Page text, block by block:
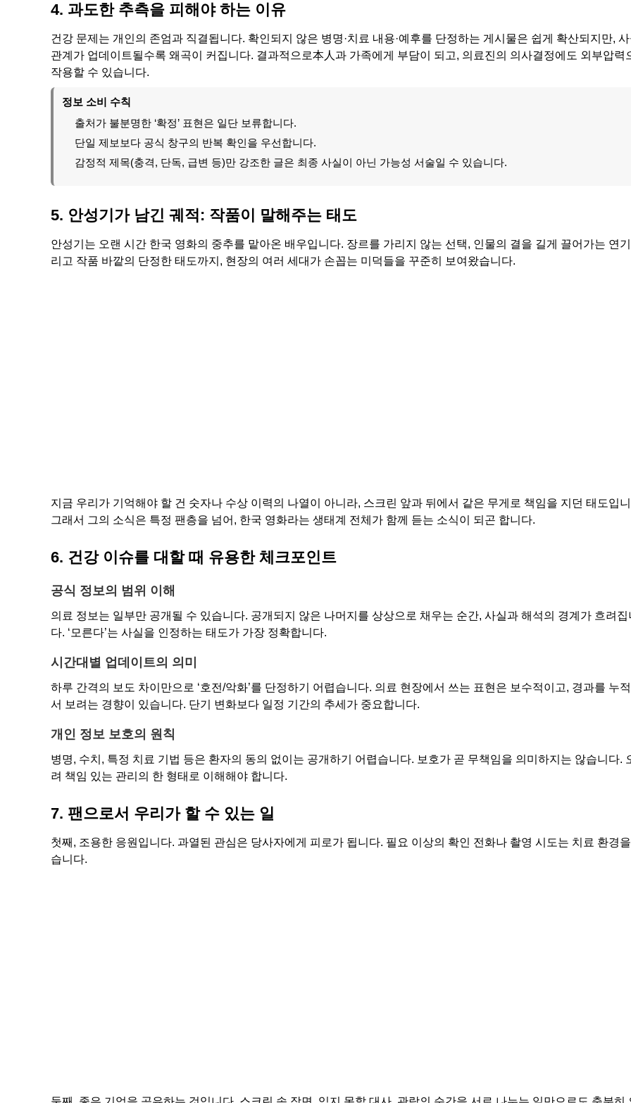
4. 과도한 추측을 피해야 하는 이유
건강 문제는 개인의 존엄과 직결됩니다. 확인되지 않은 병명·치료 내용·예후를 단정하는 게시물은 쉽게 확산되지만,
관계가 업데이트될수록 왜곡이 커집니다. 결과적으로本人과 가족에게 부담이 되고, 의료진의 의사결정에도 외부압력
작용할 수 있습니다.
정보 소비 수칙
출처가 불분명한 ‘확정’ 표현은 일단 보류합니다.
단일 제보보다 공식 창구의 반복 확인을 우선합니다.
감정적 제목(충격, 단독, 급변 등)만 강조한 글은 최종 사실이 아닌 가능성 서술일 수 있습니다.
5. 안성기가 남긴 궤적: 작품이 말해주는 태도
안성기는 오랜 시간 한국 영화의 중추를 맡아온 배우입니다. 장르를 가리지 않는 선택, 인물의 결을 길게 끌어가는 연
리고 작품 바깥의 단정한 태도까지, 현장의 여러 세대가 손꼽는 미덕들을 꾸준히 보여왔습니다.
지금 우리가 기억해야 할 건 숫자나 수상 이력의 나열이 아니라, 스크린 앞과 뒤에서 같은 무게로 책임을 지던 태도입
그래서 그의 소식은 특정 팬층을 넘어, 한국 영화라는 생태계 전체가 함께 듣는 소식이 되곤 합니다.
6. 건강 이슈를 대할 때 유용한 체크포인트
공식 정보의 범위 이해
의료 정보는 일부만 공개될 수 있습니다. 공개되지 않은 나머지를 상상으로 채우는 순간, 사실과 해석의 경계가 흐려집
다. ‘모른다’는 사실을 인정하는 태도가 가장 정확합니다.
시간대별 업데이트의 의미
하루 간격의 보도 차이만으로 ‘호전/악화’를 단정하기 어렵습니다. 의료 현장에서 쓰는 표현은 보수적이고, 경과를 누
서 보려는 경향이 있습니다. 단기 변화보다 일정 기간의 추세가 중요합니다.
개인 정보 보호의 원칙
병명, 수치, 특정 치료 기법 등은 환자의 동의 없이는 공개하기 어렵습니다. 보호가 곧 무책임을 의미하지는 않습니다.
려 책임 있는 관리의 한 형태로 이해해야 합니다.
7. 팬으로서 우리가 할 수 있는 일
첫째, 조용한 응원입니다. 과열된 관심은 당사자에게 피로가 됩니다. 필요 이상의 확인 전화나 촬영 시도는 치료 환경
습니다.